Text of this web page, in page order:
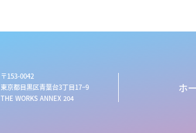
〒153-0042
東京都目黒区青葉台3丁目17−9
THE WORKS ANNEX 204
ホ